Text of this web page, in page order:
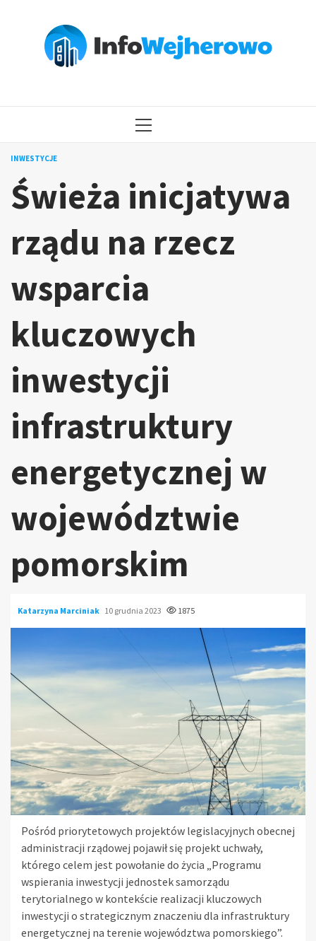
MENU
INWESTYCJE
Świeża inicjatywa
rządu na rzecz
wsparcia
kluczowych
inwestycji
infrastruktury
energetycznej w
województwie
pomorskim
Katarzyna Marciniak 10 grudnia 2023 1875
Pośród priorytetowych projektów legislacyjnych obecnej
administracji rządowej pojawił się projekt uchwały,
którego celem jest powołanie do życia „Programu
wspierania inwestycji jednostek samorządu
terytorialnego w kontekście realizacji kluczowych
inwestycji o strategicznym znaczeniu dla infrastruktury
energetycznej na terenie województwa pomorskiego”.